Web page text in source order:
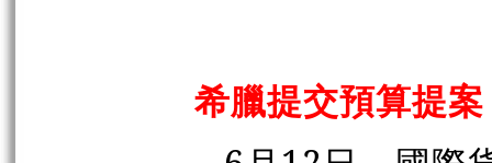
希臘提交預算提